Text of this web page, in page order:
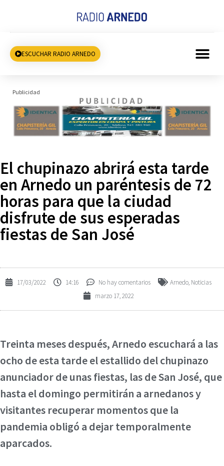
ESCUCHAR RADIO ARNEDO
Publicidad
El chupinazo abrirá esta tarde
en Arnedo un paréntesis de 72
horas para que la ciudad
disfrute de sus esperadas
fiestas de San José
17/03/2022 14:16 No hay comentarios Arnedo, Noticias
marzo 17, 2022
Treinta meses después, Arnedo escuchará a las
ocho de esta tarde el estallido del chupinazo
anunciador de unas fiestas, las de San José, que
hasta el domingo permitirán a arnedanos y
visitantes recuperar momentos que la
pandemia obligó a dejar temporalmente
aparcados.